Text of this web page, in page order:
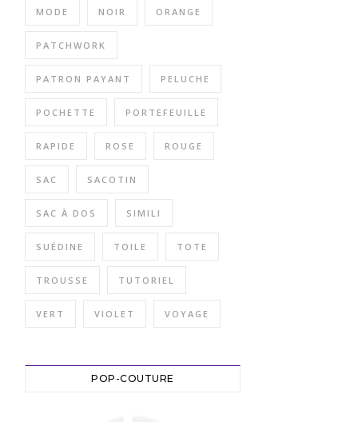
MODE NOIR ORANGE
PATCHWORK
PATRON PAYANT PELUCHE
POCHETTE PORTEFEUILLE
RAPIDE ROSE ROUGE
SAC SACOTIN
SAC À DOS SIMILI
SUÉDINE TOILE TOTE
TROUSSE TUTORIEL
VERT VIOLET VOYAGE
POP-COUTURE